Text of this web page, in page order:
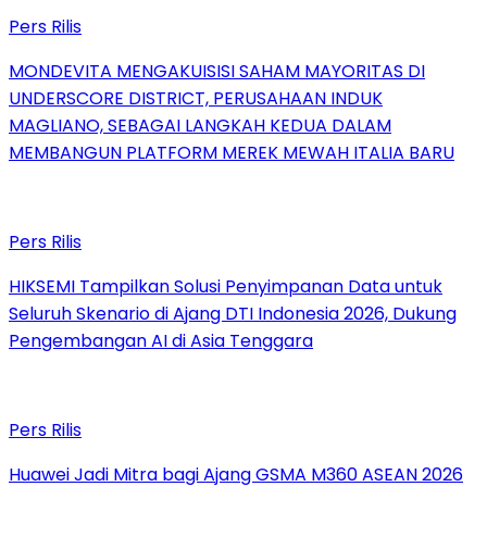
Pers Rilis
MONDEVITA MENGAKUISISI SAHAM MAYORITAS DI
UNDERSCORE DISTRICT, PERUSAHAAN INDUK
MAGLIANO, SEBAGAI LANGKAH KEDUA DALAM
MEMBANGUN PLATFORM MEREK MEWAH ITALIA BARU
Pers Rilis
HIKSEMI Tampilkan Solusi Penyimpanan Data untuk
Seluruh Skenario di Ajang DTI Indonesia 2026, Dukung
Pengembangan AI di Asia Tenggara
Pers Rilis
Huawei Jadi Mitra bagi Ajang GSMA M360 ASEAN 2026